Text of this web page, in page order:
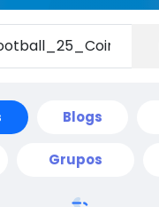
Blogs
Grupos